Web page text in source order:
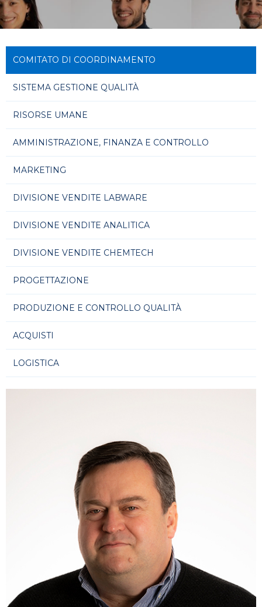
COMITATO DI COORDINAMENTO
SISTEMA GESTIONE QUALITÀ
RISORSE UMANE
AMMINISTRAZIONE, FINANZA E CONTROLLO
MARKETING
DIVISIONE VENDITE LABWARE
DIVISIONE VENDITE ANALITICA
DIVISIONE VENDITE CHEMTECH
PROGETTAZIONE
PRODUZIONE E CONTROLLO QUALITÀ
ACQUISTI
LOGISTICA